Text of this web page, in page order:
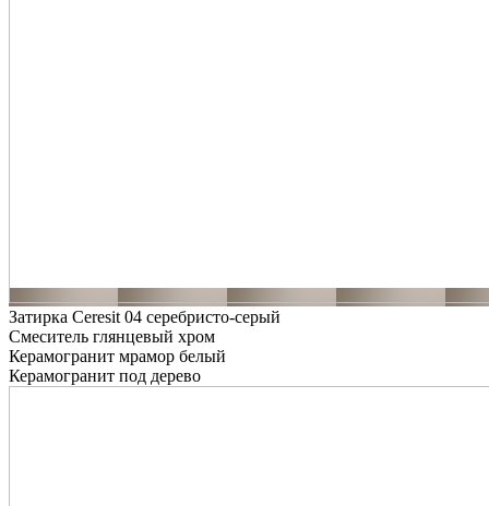
Затирка Ceresit 04 серебристо-серый
Смеситель глянцевый хром
Керамогранит мрамор белый
Керамогранит под дерево